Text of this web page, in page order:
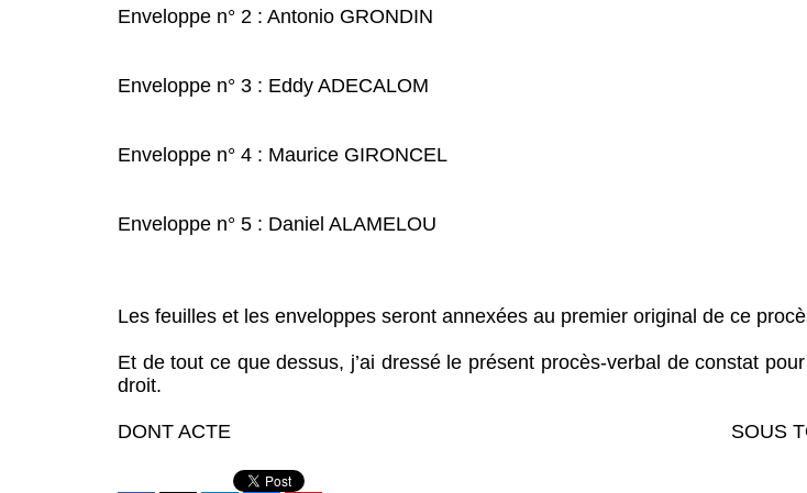
Enveloppe n° 2 : Antonio GRONDIN
Enveloppe n° 3 : Eddy ADECALOM
Enveloppe n° 4 : Maurice GIRONCEL
Enveloppe n° 5 : Daniel ALAMELOU
Les feuilles et les enveloppes seront annexées au premier original de ce
Et de tout ce que dessus, j’ai dressé le présent procès-verbal de constat
droit.
DONT ACTE SOUS TOUTES